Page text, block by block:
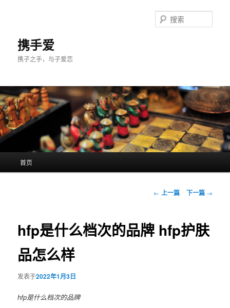
携手爱
携子之手，与子爱恋
索
首页
文
航
← 上一篇 下一篇 →
hfp是什么档次的品牌 hfp护肤
品怎么样
发表于2022年1月3日
hfp是什么档次的品牌